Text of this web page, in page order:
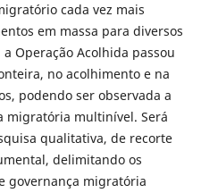
cada vez mais
em massa para diversos
Operação Acolhida passou
no acolhimento e na
podendo ser observada a
migratória multinível. Será
qualitativa, de recorte
delimitando os
governança migratória